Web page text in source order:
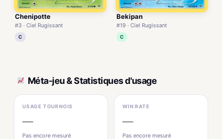
Chenipotte
#3 · Ciel Rugissant
C
Bekipan
#19 · Ciel Rugissant
C
Méta-jeu & Statistiques d'usage
USAGE TOURNOIS
—
Pas encore mesuré
WIN RATE
—
Pas encore mesuré